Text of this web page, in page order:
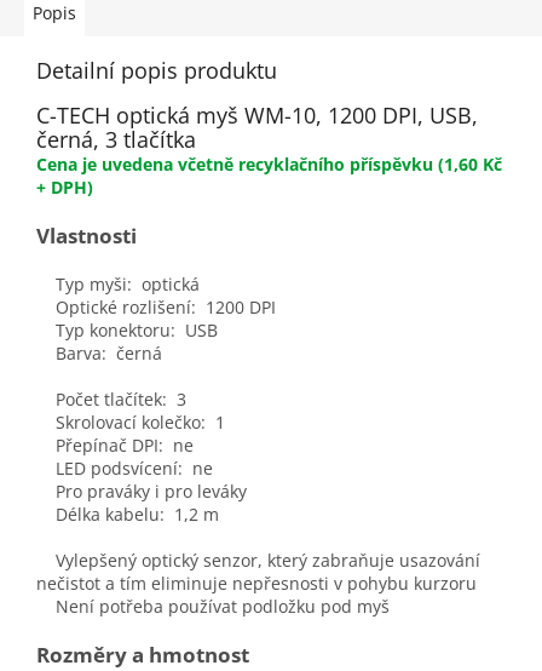
Popis
Detailní popis produktu
C-TECH optická myš WM-10, 1200 DPI, USB,
černá, 3 tlačítka
Cena je uvedena včetně recyklačního příspěvku (1,60 Kč
+ DPH)
Vlastnosti
Typ myši: optická
Optické rozlišení: 1200 DPI
Typ konektoru: USB
Barva: černá
Počet tlačítek: 3
Skrolovací kolečko: 1
Přepínač DPI: ne
LED podsvícení: ne
Pro praváky i pro leváky
Délka kabelu: 1,2 m
Vylepšený optický senzor, který zabraňuje usazování
nečistot a tím eliminuje nepřesnosti v pohybu kurzoru
Není potřeba používat podložku pod myš
Rozměry a hmotnost